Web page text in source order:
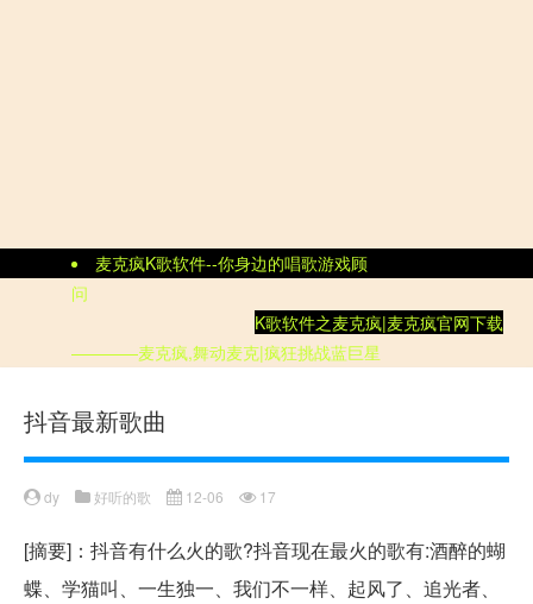
麦克疯K歌软件--你身边的唱歌游戏顾
问
K歌软件之麦克疯|麦克疯官网下载
————麦克疯,舞动麦克|疯狂挑战蓝巨星
抖音最新歌曲
dy 好听的歌 12-06 17
[摘要]：抖音有什么火的歌?抖音现在最火的歌有:酒醉的蝴
蝶、学猫叫、一生独一、我们不一样、起风了、追光者、